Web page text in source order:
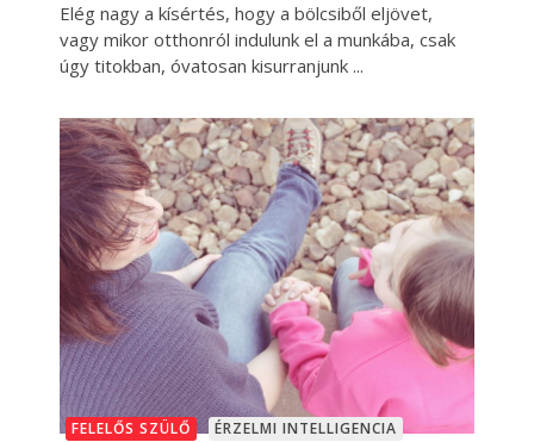
Elég nagy a kísértés, hogy a bölcsiből eljövet,
vagy mikor otthonról indulunk el a munkába, csak
úgy titokban, óvatosan kisurranjunk
FELELŐS SZÜLŐ ÉRZELMI INTELLIGENCIA